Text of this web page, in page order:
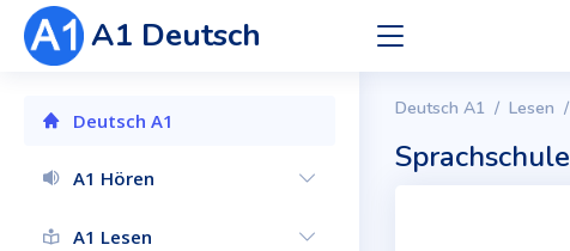
A1 Deutsch
Deutsch A1
A1 Hören
A1 Lesen
Deutsch A1 Lesen
Sprachschule